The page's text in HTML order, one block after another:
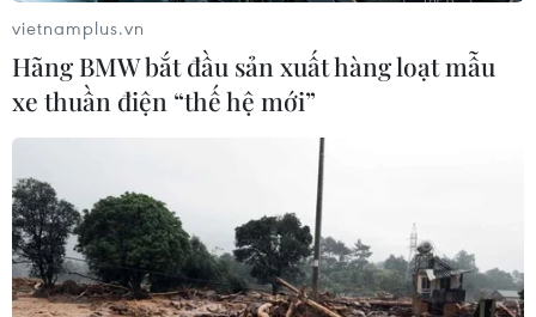
vietnamplus.vn
Hãng BMW bắt đầu sản xuất hàng loạt mẫu
xe thuần điện “thế hệ mới”